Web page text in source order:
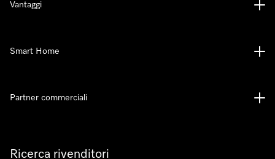
Ricerca rivenditori
Vantaggi
Smart Home
Partner commerciali